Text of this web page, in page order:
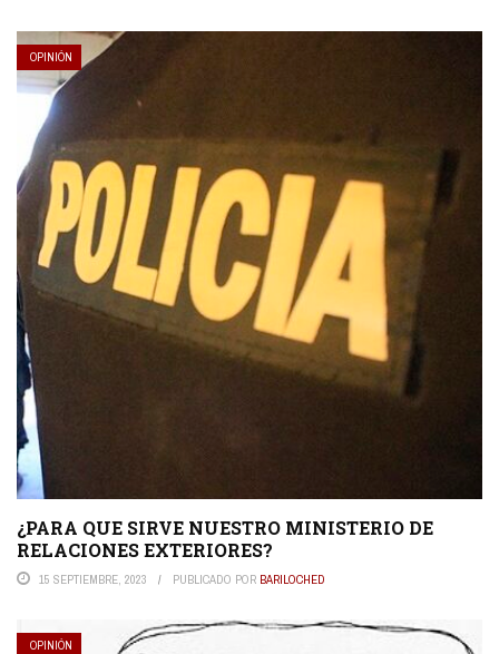
OPINIÓN
¿PARA QUE SIRVE NUESTRO MINISTERIO DE
RELACIONES EXTERIORES?
15 SEPTIEMBRE, 2023 PUBLICADO POR BARILOCHED
OPINIÓN